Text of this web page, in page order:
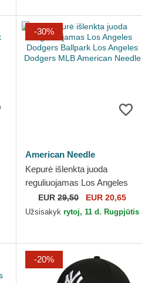
-30%
American Needle
Kepurė išlenkta juoda
reguliuojamas Los Angeles
Dodgers Ballpark Los
Angeles Dodgers MLB
EUR 29,50 EUR 20,65
Užsisakyk rytoj, 11 d. Rugpjūtis
-20%